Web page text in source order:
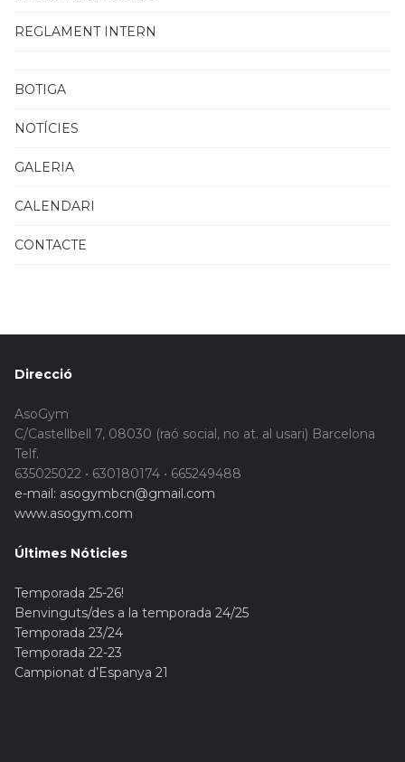
REGLAMENT INTERN
BOTIGA
NOTÍCIES
GALERIA
CALENDARI
CONTACTE
Direcció
AsoGym
C/Castellbell 7, 08030 (raó social, no at. al usari) Barcelona
Telf.
635025022 • 630180174 • 665249488
e-mail: asogymbcn@gmail.com
www.asogym.com
Últimes Nóticies
Temporada 25-26!
Benvinguts/des a la temporada 24/25
Temporada 23/24
Temporada 22-23
Campionat d’Espanya 21